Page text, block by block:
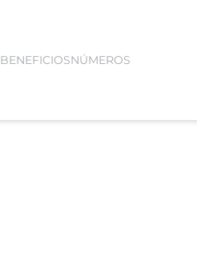
BENEFICIOSNÚMEROS